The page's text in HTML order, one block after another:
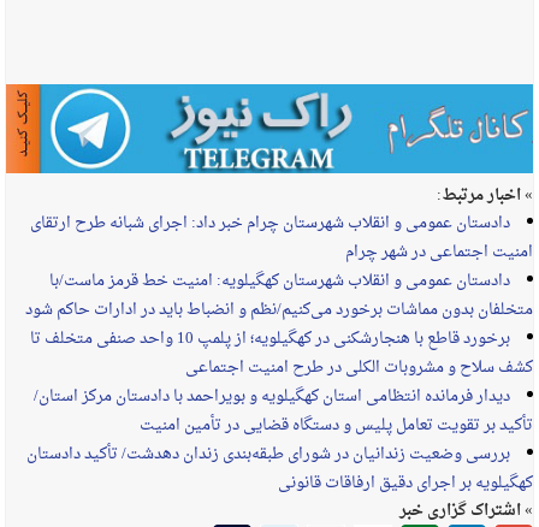
» اخبار مرتبط:
دادستان عمومی و انقلاب شهرستان چرام خبر داد: اجرای شبانه طرح ارتقای
امنیت اجتماعی در شهر چرام
دادستان عمومی و انقلاب شهرستان کهگیلویه: امنیت خط قرمز ماست/با
متخلفان بدون مماشات برخورد می‌کنیم/نظم و انضباط باید در ادارات‌ حاکم شود
برخورد قاطع با هنجارشکنی در کهگیلویه؛ از پلمپ 10 واحد صنفی متخلف تا
کشف سلاح و مشروبات الکلی در طرح امنیت اجتماعی
دیدار فرمانده انتظامی استان کهگیلویه و بویراحمد با دادستان مرکز استان/
تأکید بر تقویت تعامل پلیس و دستگاه قضایی در تأمین امنیت
بررسی وضعیت زندانیان در شورای طبقه‌بندی زندان دهدشت/ تأکید دادستان
کهگیلویه بر اجرای دقیق ارفاقات قانونی
» اشتراک گزاری خبر